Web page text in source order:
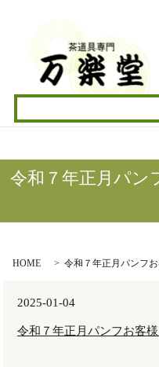
令和７年正月パン
HOME 令和７年正月パンフ
2025-01-04
令和７年正月パンフお客